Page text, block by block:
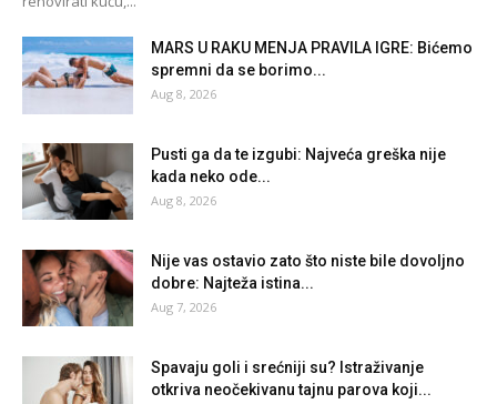
MARS U RAKU MENJA PRAVILA IGRE: Bićemo
spremni da se borimo...
Aug 8, 2026
Pusti ga da te izgubi: Najveća greška nije
kada neko ode...
Aug 8, 2026
Nije vas ostavio zato što niste bile dovoljno
dobre: Najteža istina...
Aug 7, 2026
Spavaju goli i srećniji su? Istraživanje
otkriva neočekivanu tajnu parova koji...